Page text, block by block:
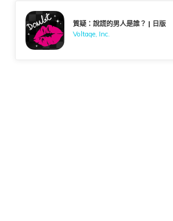
質疑：說謊的男人是誰？ | 日版
Voltage, Inc.